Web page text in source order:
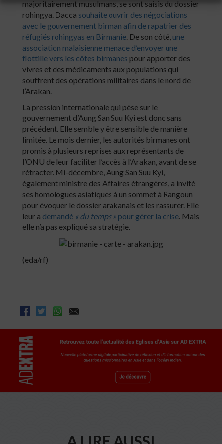
majoritairement musulmans, se sont saisis du dossier
rohingya. Dacca souhaite ouvrir des négociations
avec le gouvernement birman afin de rapatrier des
réfugiés rohingyas en Birmanie. De son côté, une
association malaisienne menace d’envoyer une
flottille vers les côtes birmanes pour apporter des
vivres et des médicaments aux populations qui
souffrent des opérations militaires dans le nord de
l’Arakan.
La pression internationale qui pèse sur le
gouvernement d’Aung San Suu Kyi est donc sans
précédent. Elle semble y être sensible de manière
limitée. Le mois dernier, les autorités birmanes ont
promis à plusieurs reprises aux représentants de
l’ONU de leur faciliter l’accès à l’Arakan, avant de se
rétracter. Mi-décembre, Aung San Suu Kyi,
également ministre des Affaires étrangères, a invité
ses homologues asiatiques à un sommet à Rangoun
pour évoquer le dossier arakanais et les rassurer. Elle
leur a demandé « du temps » pour gérer la crise. Mais
elle n’a pas expliqué sa stratégie.
(eda/rf)